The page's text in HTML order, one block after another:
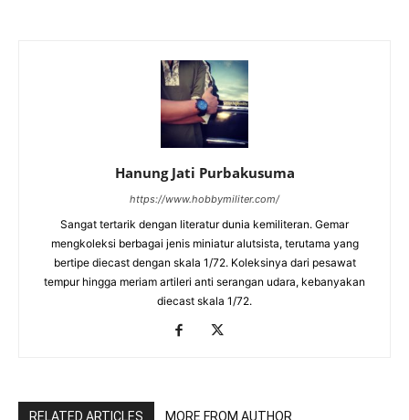
Hanung Jati Purbakusuma
https://www.hobbymiliter.com/
Sangat tertarik dengan literatur dunia kemiliteran. Gemar
mengkoleksi berbagai jenis miniatur alutsista, terutama yang
bertipe diecast dengan skala 1/72. Koleksinya dari pesawat
tempur hingga meriam artileri anti serangan udara, kebanyakan
diecast skala 1/72.
RELATED ARTICLES MORE FROM AUTHOR